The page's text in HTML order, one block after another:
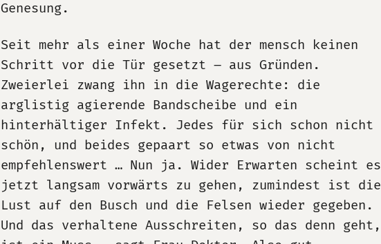
Genesung.
Seit mehr als einer Woche hat der mensch keinen
Schritt vor die Tür gesetzt – aus Gründen.
Zweierlei zwang ihn in die Wagerechte: die
arglistig agierende Bandscheibe und ein
hinterhältiger Infekt. Jedes für sich schon nicht
schön, und beides gepaart so etwas von nicht
empfehlenswert … Nun ja. Wider Erwarten scheint es
jetzt langsam vorwärts zu gehen, zumindest ist die
Lust auf den Busch und die Felsen wieder gegeben.
Und das verhaltene Ausschreiten, so das denn geht,